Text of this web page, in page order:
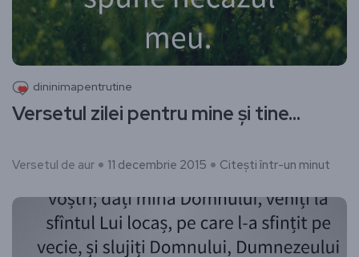
dininimapentrutine
Versetul zilei pentru mine și tine…
Versetul de aur 11 decembrie 2015 Citești într-un minut